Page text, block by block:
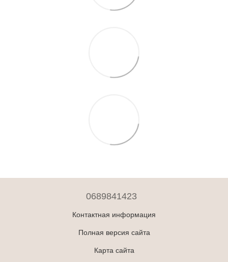
0689841423
Контактная информация
Полная версия сайта
Карта сайта